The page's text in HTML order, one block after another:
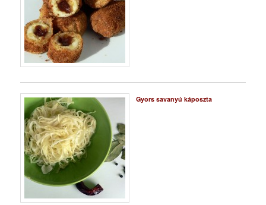
Gyors savanyú káposzta